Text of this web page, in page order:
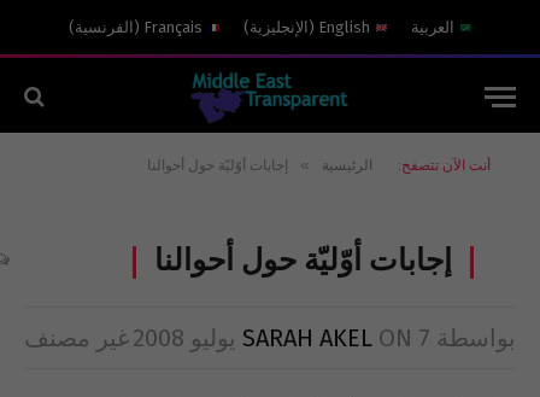
العربية English
( الإنجليزية)
Français
( الفرنسية)
أنت الآن تتصفح: الرئيسية » إجابات أوّليّة حول أحوالنا
إجابات أوّليّة حول أحوالنا
بواسطة SARAH AKEL ON 7 يوليو 2008 غير مصنف